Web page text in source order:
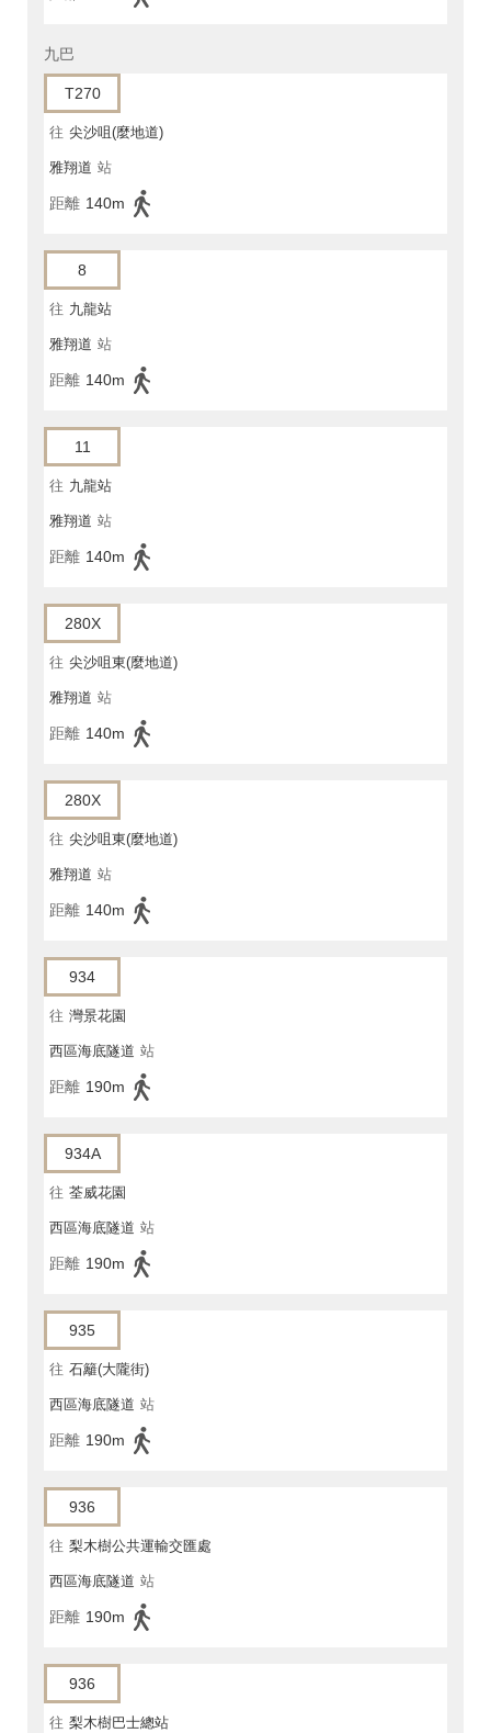
九巴
T270
往 尖沙咀(麼地道)
雅翔道 站
距離 140m
8
往 九龍站
雅翔道 站
距離 140m
11
往 九龍站
雅翔道 站
距離 140m
280X
往 尖沙咀東(麼地道)
雅翔道 站
距離 140m
280X
往 尖沙咀東(麼地道)
雅翔道 站
距離 140m
934
往 灣景花園
西區海底隧道 站
距離 190m
934A
往 荃威花園
西區海底隧道 站
距離 190m
935
往 石籬(大隴街)
西區海底隧道 站
距離 190m
936
往 梨木樹公共運輸交匯處
西區海底隧道 站
距離 190m
936
往 梨木樹巴士總站